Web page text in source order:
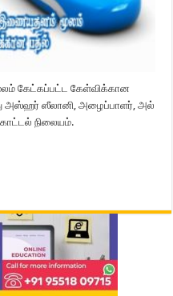
கேட்கப்பட்ட கேள்விக்கான
அஸ்ஹர் ஸீலானி, அழைப்பாளர், அல்
நிலையம்.